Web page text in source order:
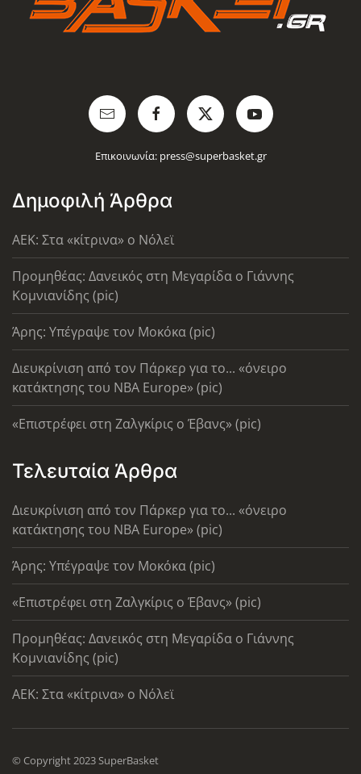
Επικοινωνία: press@superbasket.gr
Δημοφιλή Άρθρα
AEK: Στα «κίτρινα» ο Νόλεϊ
Προμηθέας: Δανεικός στη Μεγαρίδα ο Γιάννης
Κομνιανίδης (pic)
Άρης: Υπέγραψε τον Μοκόκα (pic)
Διευκρίνιση από τον Πάρκερ για το... «όνειρο
κατάκτησης του ΝΒΑ Europe» (pic)
«Επιστρέφει στη Ζαλγκίρις ο Έβανς» (pic)
Τελευταία Άρθρα
Διευκρίνιση από τον Πάρκερ για το... «όνειρο
κατάκτησης του ΝΒΑ Europe» (pic)
Άρης: Υπέγραψε τον Μοκόκα (pic)
«Επιστρέφει στη Ζαλγκίρις ο Έβανς» (pic)
Προμηθέας: Δανεικός στη Μεγαρίδα ο Γιάννης
Κομνιανίδης (pic)
AEK: Στα «κίτρινα» ο Νόλεϊ
© Copyright 2023 SuperBasket